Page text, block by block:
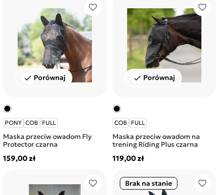
favorite_border
check Porównaj
PONY COB FULL
Maska przeciw owadom Fly
Protector czarna
159,00 zł
favorite_border
check Porównaj
COB FULL
Maska przeciw owadom na
trening Riding Plus czarna
119,00 zł
favorite_border favorite_border
Brak na stanie